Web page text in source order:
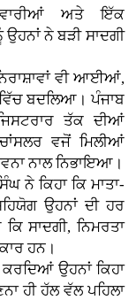
ਅਤੇ ਇੱਕ
ਨੇ ਬੜੀ ਸਾਦਗੀ
ਵੀ ਆਈਆਂ,
ਬਦਲਿਆ। ਪੰਜਾਬ
ਤੱਕ ਦੀਆਂ
ਵਜੋਂ ਮਿਲੀਆਂ
ਨਾਲ ਨਿਭਾਇਆ।
ਨੇ ਕਿਹਾ ਕਿ ਮਾਤਾ-
ਉਹਨਾਂ ਦੀ ਹਰ
ਸਾਦਗੀ, ਨਿਮਰਤਾ
ਹਨ।
ਉਹਨਾਂ ਕਿਹਾ
ਹੀ ਹੱਲ ਵੱਲ ਪਹਿਲਾ